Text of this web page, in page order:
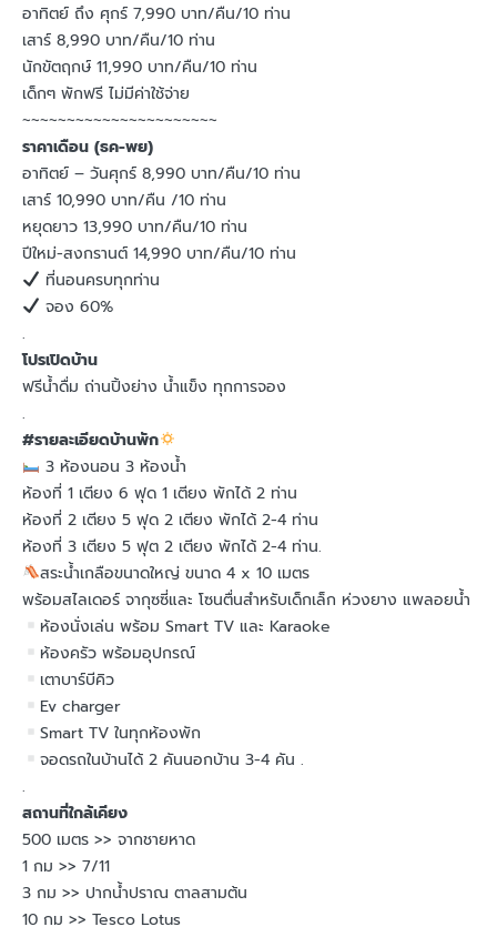
อาทิตย์ ถึง ศุกร์ 7,990 บาท/คืน/10 ท่าน
เสาร์ 8,990 บาท/คืน/10 ท่าน
นักขัตฤกษ์ 11,990 บาท/คืน/10 ท่าน
เด็กๆ พักฟรี ไม่มีค่าใช้จ่าย
~~~~~~~~~~~~~~~~~~~~~~
ราคาเดือน (ธค-พย)
อาทิตย์ – วันศุกร์ 8,990 บาท/คืน/10 ท่าน
เสาร์ 10,990 บาท/คืน /10 ท่าน
หยุดยาว 13,990 บาท/คืน/10 ท่าน
ปีใหม่-สงกรานต์ 14,990 บาท/คืน/10 ท่าน
ที่นอนครบทุกท่าน
จอง 60%
.
โปรเปิดบ้าน
ฟรีน้ำดื่ม ถ่านปิ้งย่าง น้ำแข็ง ทุกการจอง
.
#รายละเอียดบ้านพัก
3 ห้องนอน 3 ห้องน้ำ
ห้องที่ 1 เตียง 6 ฟุด 1 เตียง พักได้ 2 ท่าน
ห้องที่ 2 เตียง 5 ฟุด 2 เตียง พักได้ 2-4 ท่าน
ห้องที่ 3 เตียง 5 ฟุต 2 เตียง พักได้ 2-4 ท่าน.
สระน้ำเกลือขนาดใหญ่ ขนาด 4 x 10 เมตร
พร้อมสไลเดอร์ จากุซซี่และ โซนตื่นสำหรับเด็กเล็ก ห่วงยาง แพลอยน้ำ
ห้องนั่งเล่น พร้อม Smart TV และ Karaoke
ห้องครัว พร้อมอุปกรณ์
เตาบาร์บีคิว
Ev charger
Smart TV ในทุกห้องพัก
จอดรถในบ้านได้ 2 คันนอกบ้าน 3-4 คัน .
.
สถานที่ใกล้เคียง
500 เมตร >> จากชายหาด
1 กม >> 7/11
3 กม >> ปากน้ำปราณ ตาลสามต้น
10 กม >> Tesco Lotus